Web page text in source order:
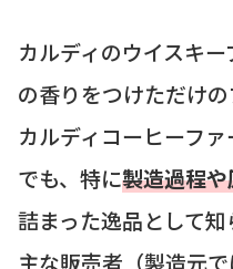
カルディのウイスキ
の香りをつけただけの
カルディコーヒーフ
でも、特に製造過程
詰まった逸品として知
主な販売者（製造元